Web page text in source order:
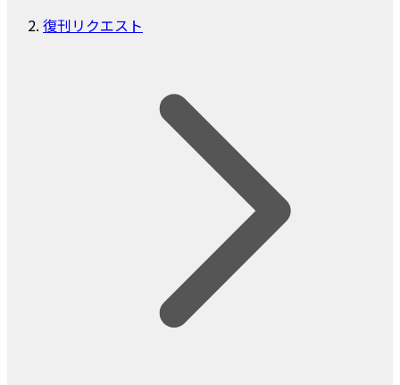
復刊リクエスト